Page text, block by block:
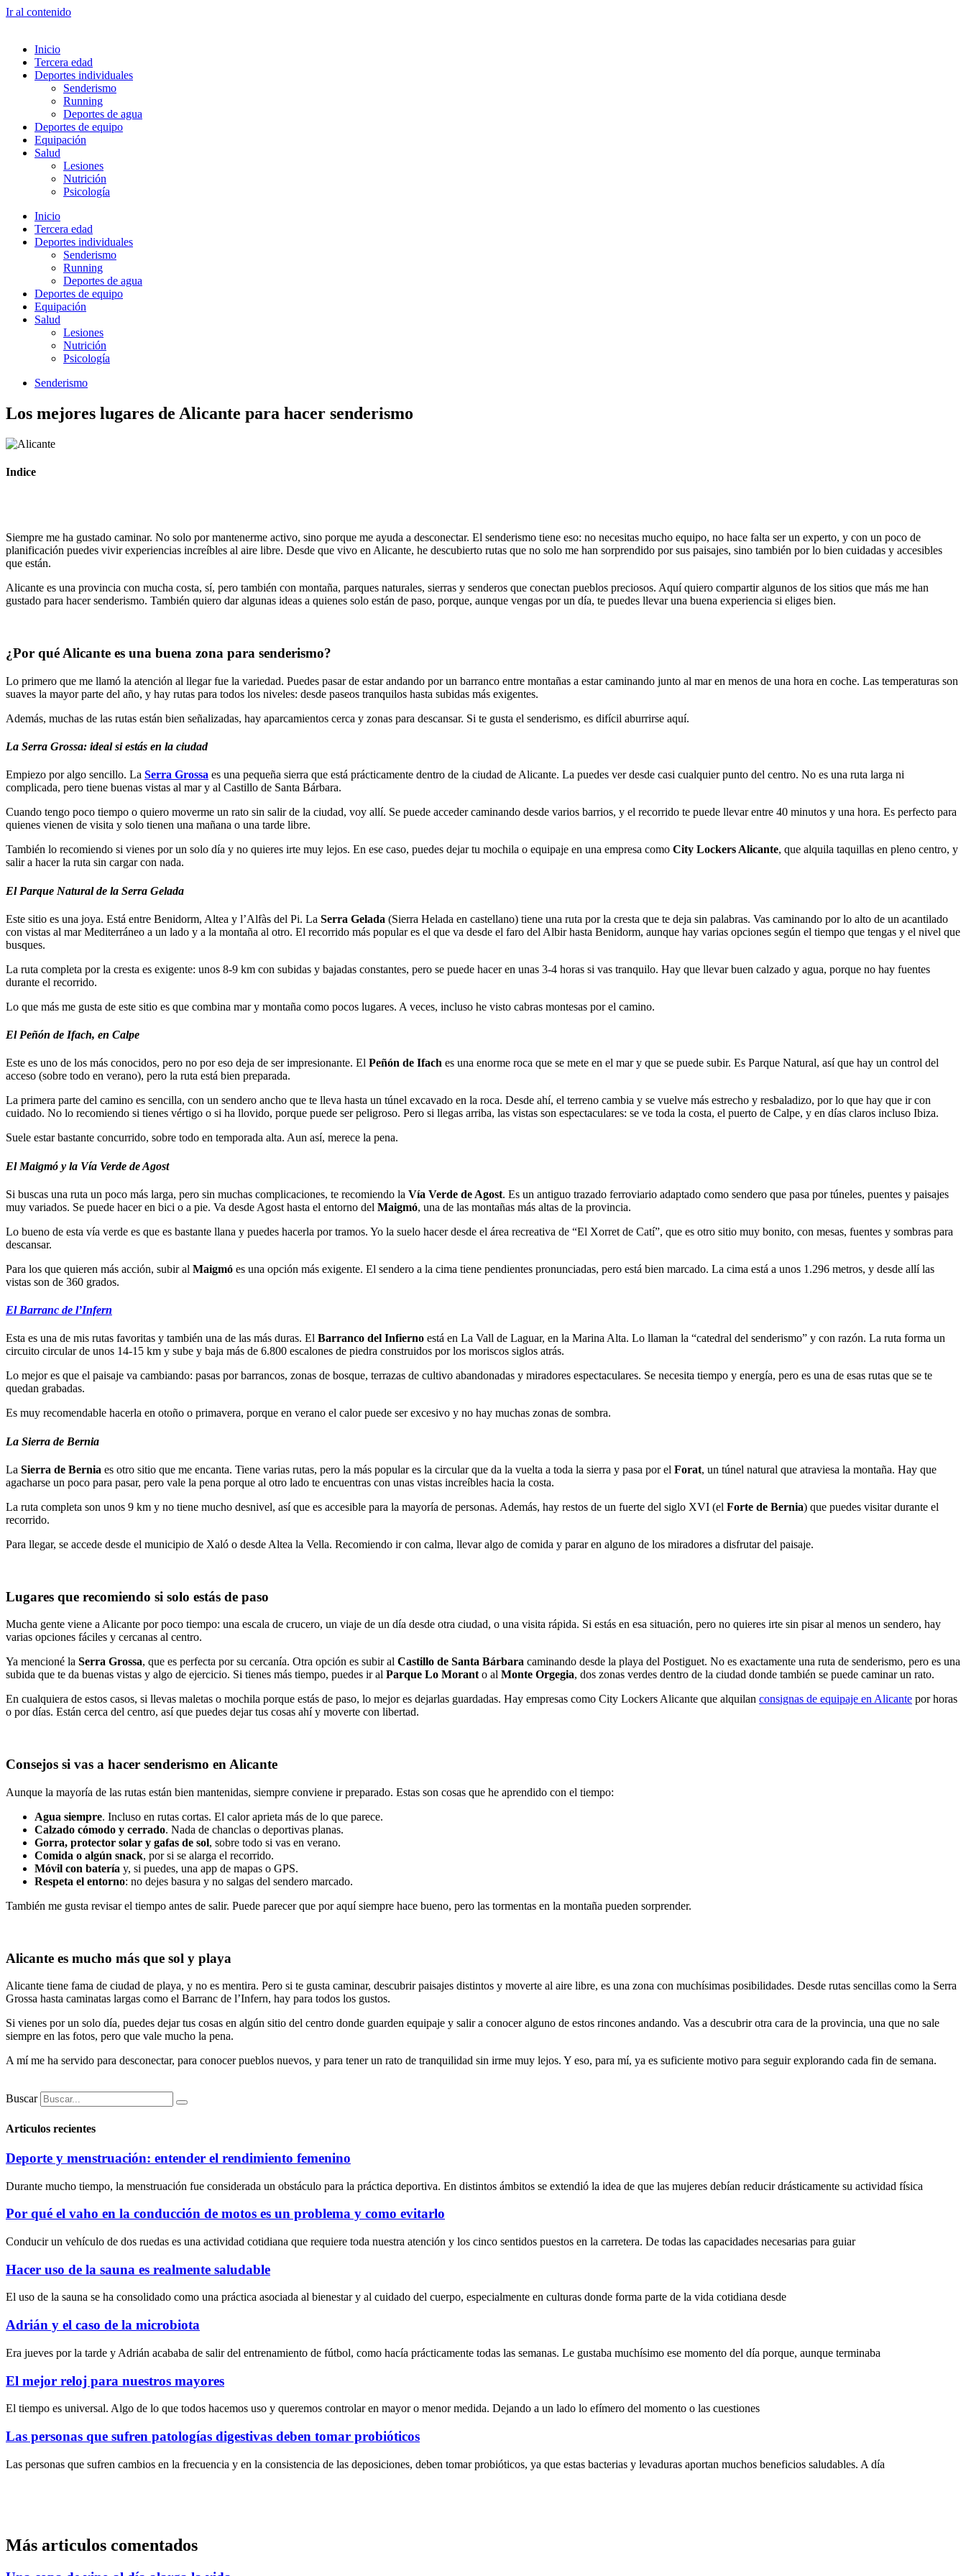
Ir al contenido
Inicio
Tercera edad
Deportes individuales
Senderismo
Running
Deportes de agua
Deportes de equipo
Equipación
Salud
Lesiones
Nutrición
Psicología
Inicio
Tercera edad
Deportes individuales
Senderismo
Running
Deportes de agua
Deportes de equipo
Equipación
Salud
Lesiones
Nutrición
Psicología
Senderismo
Los mejores lugares de Alicante para hacer senderismo
Indice
Siempre me ha gustado caminar. No solo por mantenerme activo, sino porque me ayuda a desconectar. El senderismo tiene eso: no necesitas mucho equipo, no hace falta ser un experto, y con un poco de
planificación puedes vivir experiencias increíbles al aire libre. Desde que vivo en Alicante, he descubierto rutas que no solo me han sorprendido por sus paisajes, sino también por lo bien cuidadas y accesibles
que están.
Alicante es una provincia con mucha costa, sí, pero también con montaña, parques naturales, sierras y senderos que conectan pueblos preciosos. Aquí quiero compartir algunos de los sitios que más me han
gustado para hacer senderismo. También quiero dar algunas ideas a quienes solo están de paso, porque, aunque vengas por un día, te puedes llevar una buena experiencia si eliges bien.
¿Por qué Alicante es una buena zona para senderismo?
Lo primero que me llamó la atención al llegar fue la variedad. Puedes pasar de estar andando por un barranco entre montañas a estar caminando junto al mar en menos de una hora en coche. Las temperaturas son
suaves la mayor parte del año, y hay rutas para todos los niveles: desde paseos tranquilos hasta subidas más exigentes.
Además, muchas de las rutas están bien señalizadas, hay aparcamientos cerca y zonas para descansar. Si te gusta el senderismo, es difícil aburrirse aquí.
La Serra Grossa: ideal si estás en la ciudad
Empiezo por algo sencillo. La Serra Grossa es una pequeña sierra que está prácticamente dentro de la ciudad de Alicante. La puedes ver desde casi cualquier punto del centro. No es una ruta larga ni
complicada, pero tiene buenas vistas al mar y al Castillo de Santa Bárbara.
Cuando tengo poco tiempo o quiero moverme un rato sin salir de la ciudad, voy allí. Se puede acceder caminando desde varios barrios, y el recorrido te puede llevar entre 40 minutos y una hora. Es perfecto para
quienes vienen de visita y solo tienen una mañana o una tarde libre.
También lo recomiendo si vienes por un solo día y no quieres irte muy lejos. En ese caso, puedes dejar tu mochila o equipaje en una empresa como City Lockers Alicante, que alquila taquillas en pleno centro, y
salir a hacer la ruta sin cargar con nada.
El Parque Natural de la Serra Gelada
Este sitio es una joya. Está entre Benidorm, Altea y l’Alfàs del Pi. La Serra Gelada (Sierra Helada en castellano) tiene una ruta por la cresta que te deja sin palabras. Vas caminando por lo alto de un acantilado
con vistas al mar Mediterráneo a un lado y a la montaña al otro. El recorrido más popular es el que va desde el faro del Albir hasta Benidorm, aunque hay varias opciones según el tiempo que tengas y el nivel que
busques.
La ruta completa por la cresta es exigente: unos 8-9 km con subidas y bajadas constantes, pero se puede hacer en unas 3-4 horas si vas tranquilo. Hay que llevar buen calzado y agua, porque no hay fuentes
durante el recorrido.
Lo que más me gusta de este sitio es que combina mar y montaña como pocos lugares. A veces, incluso he visto cabras montesas por el camino.
El Peñón de Ifach, en Calpe
Este es uno de los más conocidos, pero no por eso deja de ser impresionante. El Peñón de Ifach es una enorme roca que se mete en el mar y que se puede subir. Es Parque Natural, así que hay un control del
acceso (sobre todo en verano), pero la ruta está bien preparada.
La primera parte del camino es sencilla, con un sendero ancho que te lleva hasta un túnel excavado en la roca. Desde ahí, el terreno cambia y se vuelve más estrecho y resbaladizo, por lo que hay que ir con
cuidado. No lo recomiendo si tienes vértigo o si ha llovido, porque puede ser peligroso. Pero si llegas arriba, las vistas son espectaculares: se ve toda la costa, el puerto de Calpe, y en días claros incluso Ibiza.
Suele estar bastante concurrido, sobre todo en temporada alta. Aun así, merece la pena.
El Maigmó y la Vía Verde de Agost
Si buscas una ruta un poco más larga, pero sin muchas complicaciones, te recomiendo la Vía Verde de Agost. Es un antiguo trazado ferroviario adaptado como sendero que pasa por túneles, puentes y paisajes
muy variados. Se puede hacer en bici o a pie. Va desde Agost hasta el entorno del Maigmó, una de las montañas más altas de la provincia.
Lo bueno de esta vía verde es que es bastante llana y puedes hacerla por tramos. Yo la suelo hacer desde el área recreativa de “El Xorret de Catí”, que es otro sitio muy bonito, con mesas, fuentes y sombras para
descansar.
Para los que quieren más acción, subir al Maigmó es una opción más exigente. El sendero a la cima tiene pendientes pronunciadas, pero está bien marcado. La cima está a unos 1.296 metros, y desde allí las
vistas son de 360 grados.
El Barranc de l’Infern
Esta es una de mis rutas favoritas y también una de las más duras. El Barranco del Infierno está en La Vall de Laguar, en la Marina Alta. Lo llaman la “catedral del senderismo” y con razón. La ruta forma un
circuito circular de unos 14-15 km y sube y baja más de 6.800 escalones de piedra construidos por los moriscos siglos atrás.
Lo mejor es que el paisaje va cambiando: pasas por barrancos, zonas de bosque, terrazas de cultivo abandonadas y miradores espectaculares. Se necesita tiempo y energía, pero es una de esas rutas que se te
quedan grabadas.
Es muy recomendable hacerla en otoño o primavera, porque en verano el calor puede ser excesivo y no hay muchas zonas de sombra.
La Sierra de Bernia
La Sierra de Bernia es otro sitio que me encanta. Tiene varias rutas, pero la más popular es la circular que da la vuelta a toda la sierra y pasa por el Forat, un túnel natural que atraviesa la montaña. Hay que
agacharse un poco para pasar, pero vale la pena porque al otro lado te encuentras con unas vistas increíbles hacia la costa.
La ruta completa son unos 9 km y no tiene mucho desnivel, así que es accesible para la mayoría de personas. Además, hay restos de un fuerte del siglo XVI (el Forte de Bernia) que puedes visitar durante el
recorrido.
Para llegar, se accede desde el municipio de Xaló o desde Altea la Vella. Recomiendo ir con calma, llevar algo de comida y parar en alguno de los miradores a disfrutar del paisaje.
Lugares que recomiendo si solo estás de paso
Mucha gente viene a Alicante por poco tiempo: una escala de crucero, un viaje de un día desde otra ciudad, o una visita rápida. Si estás en esa situación, pero no quieres irte sin pisar al menos un sendero, hay
varias opciones fáciles y cercanas al centro.
Ya mencioné la Serra Grossa, que es perfecta por su cercanía. Otra opción es subir al Castillo de Santa Bárbara caminando desde la playa del Postiguet. No es exactamente una ruta de senderismo, pero es una
subida que te da buenas vistas y algo de ejercicio. Si tienes más tiempo, puedes ir al Parque Lo Moranto al Monte Orgegia, dos zonas verdes dentro de la ciudad donde también se puede caminar un rato.
En cualquiera de estos casos, si llevas maletas o mochila porque estás de paso, lo mejor es dejarlas guardadas. Hay empresas como City Lockers Alicante que alquilan consignas de equipaje en Alicante por horas
o por días. Están cerca del centro, así que puedes dejar tus cosas ahí y moverte con libertad.
Consejos si vas a hacer senderismo en Alicante
Aunque la mayoría de las rutas están bien mantenidas, siempre conviene ir preparado. Estas son cosas que he aprendido con el tiempo:
Agua siempre. Incluso en rutas cortas. El calor aprieta más de lo que parece.
Calzado cómodo y cerrado. Nada de chanclas o deportivas planas.
Gorra, protector solar y gafas de sol, sobre todo si vas en verano.
Comida o algún snack, por si se alarga el recorrido.
Móvil con batería y, si puedes, una app de mapas o GPS.
Respeta el entorno: no dejes basura y no salgas del sendero marcado.
También me gusta revisar el tiempo antes de salir. Puede parecer que por aquí siempre hace bueno, pero las tormentas en la montaña pueden sorprender.
Alicante es mucho más que sol y playa
Alicante tiene fama de ciudad de playa, y no es mentira. Pero si te gusta caminar, descubrir paisajes distintos y moverte al aire libre, es una zona con muchísimas posibilidades. Desde rutas sencillas como la Serra
Grossa hasta caminatas largas como el Barranc de l’Infern, hay para todos los gustos.
Si vienes por un solo día, puedes dejar tus cosas en algún sitio del centro donde guarden equipaje y salir a conocer alguno de estos rincones andando. Vas a descubrir otra cara de la provincia, una que no sale
siempre en las fotos, pero que vale mucho la pena.
A mí me ha servido para desconectar, para conocer pueblos nuevos, y para tener un rato de tranquilidad sin irme muy lejos. Y eso, para mí, ya es suficiente motivo para seguir explorando cada fin de semana.
Buscar
Articulos recientes
Deporte y menstruación: entender el rendimiento femenino
Durante mucho tiempo, la menstruación fue considerada un obstáculo para la práctica deportiva. En distintos ámbitos se extendió la idea de que las mujeres debían reducir drásticamente su actividad física
Por qué el vaho en la conducción de motos es un problema y como evitarlo
Conducir un vehículo de dos ruedas es una actividad cotidiana que requiere toda nuestra atención y los cinco sentidos puestos en la carretera. De todas las capacidades necesarias para guiar
Hacer uso de la sauna es realmente saludable
El uso de la sauna se ha consolidado como una práctica asociada al bienestar y al cuidado del cuerpo, especialmente en culturas donde forma parte de la vida cotidiana desde
Adrián y el caso de la microbiota
Era jueves por la tarde y Adrián acababa de salir del entrenamiento de fútbol, como hacía prácticamente todas las semanas. Le gustaba muchísimo ese momento del día porque, aunque terminaba
El mejor reloj para nuestros mayores
El tiempo es universal. Algo de lo que todos hacemos uso y queremos controlar en mayor o menor medida. Dejando a un lado lo efímero del momento o las cuestiones
Las personas que sufren patologías digestivas deben tomar probióticos
Las personas que sufren cambios en la frecuencia y en la consistencia de las deposiciones, deben tomar probióticos, ya que estas bacterias y levaduras aportan muchos beneficios saludables. A día
Más articulos comentados